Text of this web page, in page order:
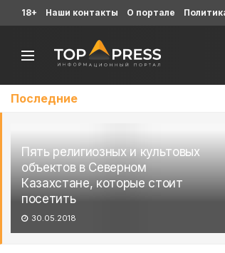
Последние
Пять религиозных и культовых
объектов в Северном
Казахстане, которые стоит
посетить
30.05.2018
18+ Наши контакты О портале